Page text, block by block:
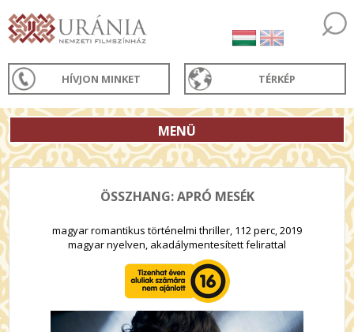
HÍVJON MINKET TÉRKÉP
MENÜ
ÖSSZHANG: APRÓ MESÉK
magyar romantikus történelmi thriller, 112 perc, 2019
magyar nyelven, akadálymentesített felirattal